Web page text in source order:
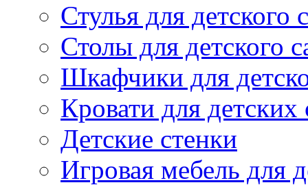
Стулья для детского
Столы для детского
Шкафчики для
Кровати для детских
Детские стенки
Игровая мебель для